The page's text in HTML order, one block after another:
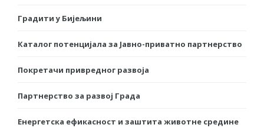
Градити у Бијељини
Каталог потенцијала за Јавно-приватно партнерство
Покретачи привредног развоја
Партнерство за развој Града
Енергетска ефикасност и заштита животне средине